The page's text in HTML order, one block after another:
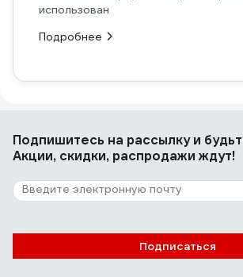
использован
Подробнее
Подпишитесь на рассылкуи
Акции, скидки, распродажи ждут!
Подписаться